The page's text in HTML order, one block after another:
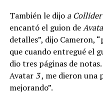
También le dijo a Collider
encantó el guion de
detalles”, dijo Cameron,
que cuando entregué el
dio tres páginas de
Avatar 3, me dieron una
mejorando”.